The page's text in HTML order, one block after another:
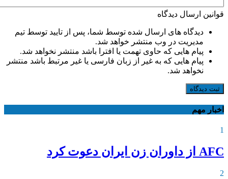
قوانین ارسال دیدگاه
دیدگاه های ارسال شده توسط شما، پس از تایید توسط تیم
مدیریت در وب منتشر خواهد شد.
پیام هایی که حاوی تهمت یا افترا باشد منتشر نخواهد شد.
پیام هایی که به غیر از زبان فارسی یا غیر مرتبط باشد منتشر
نخواهد شد.
ثبت دیدگاه
اخبار مهم
1
AFC از داوران زن ایران دعوت کرد
2